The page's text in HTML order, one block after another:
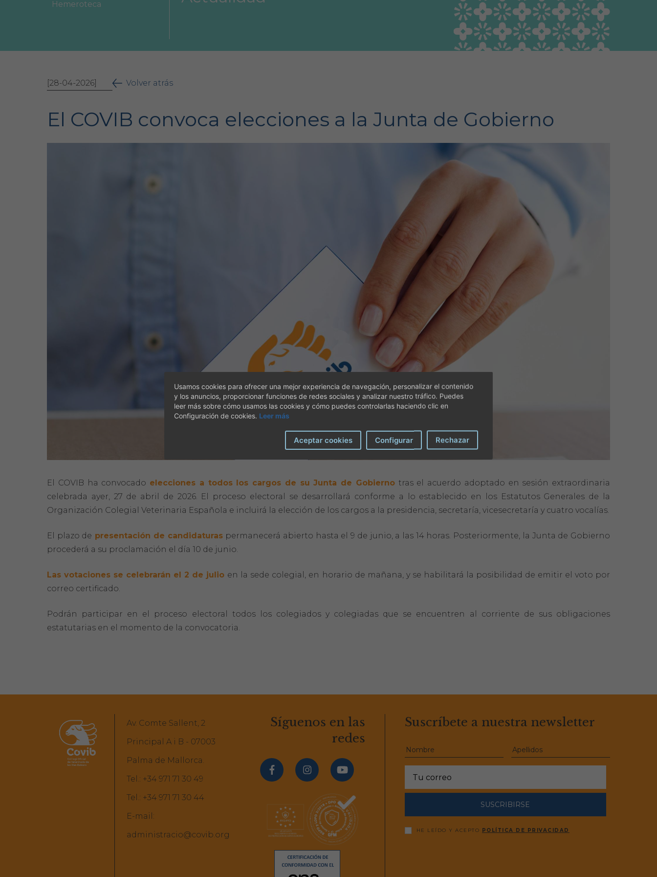
Área Colegial
Salud animal y salud
pública
Hemeroteca
[28-04-2026] Volver atrás
El COVIB convoca elecciones a la Junta de Gobierno
El COVIB ha convocado elecciones a todos los cargos de su Junta de Gobiernotras el acuerdo adoptado en sesión extraordinaria
celebrada ayer, 27 de abril de 2026. El proceso electoral se desarrollará conforme a lo establecido en los Estatutos Generales de la
Organización Colegial Veterinaria Española e incluirá la elección de los cargos a la presidencia, secretaría, vicesecretaría y cuatro vocalías.
El plazo de presentación de candidaturas permanecerá abierto hasta el 9 de junio, a las 14 horas. Posteriormente, la Junta de Gobierno
procederá a su proclamación el día 10 de junio.
Las votaciones se celebrarán el 2 de julio en la sede colegial, en horario de mañana, y se habilitará la posibilidad de emitir el voto por
correo certificado.
Podrán participar en el proceso electoral todos los colegiados y colegiadas que se encuentren al corriente de sus obligaciones
estatutarias en el momento de la convocatoria.
Av. Comte Sallent, 2
Principal A i B - 07003
Palma de Mallorca.
Tel.: +34 971 71 30 49
Tel.: +34 971 71 30 44
E-mail:
administracio@covib.org
Síguenos en las
redes
Suscríbete a nuestra newsletter
SUSCRIBIRSE
HE LEÍDO Y ACEPTO POLÍTICA DE PRIVACIDAD
Usamos cookies para ofrecer una mejor experiencia de navegación, personalizar el contenido
y los anuncios, proporcionar funciones de redes sociales y analizar nuestro tráfico. Puedes
leer más sobre cómo usamos las cookies y cómo puedes controlarlas haciendo clic en
Configuración de cookies. Leer más
Aceptar cookies Configurar Rechazar